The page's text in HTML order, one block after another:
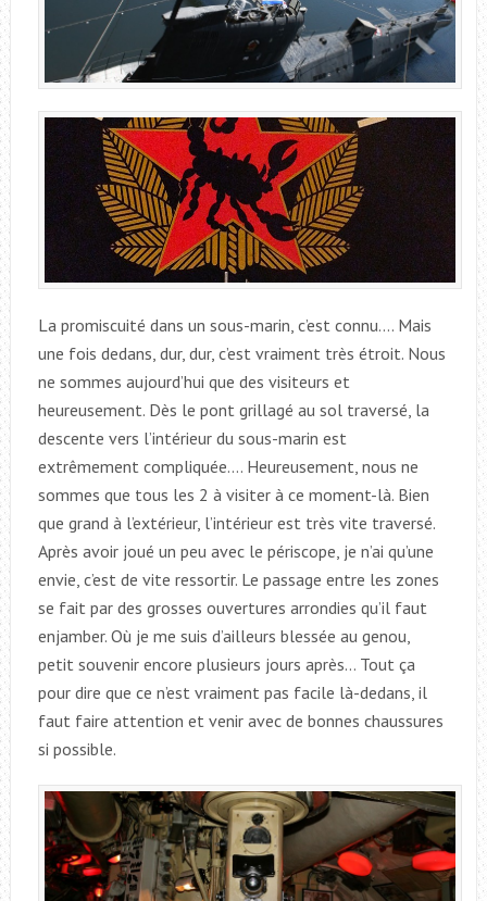
La promiscuité dans un sous-marin, c’est connu…. Mais
une fois dedans, dur, dur, c’est vraiment très étroit. Nous
ne sommes aujourd’hui que des visiteurs et
heureusement. Dès le pont grillagé au sol traversé, la
descente vers l’intérieur du sous-marin est
extrêmement compliquée…. Heureusement, nous ne
sommes que tous les 2 à visiter à ce moment-là. Bien
que grand à l’extérieur, l’intérieur est très vite traversé.
Après avoir joué un peu avec le périscope, je n’ai qu’une
envie, c’est de vite ressortir. Le passage entre les zones
se fait par des grosses ouvertures arrondies qu’il faut
enjamber. Où je me suis d’ailleurs blessée au genou,
petit souvenir encore plusieurs jours après… Tout ça
pour dire que ce n’est vraiment pas facile là-dedans, il
faut faire attention et venir avec de bonnes chaussures
si possible.